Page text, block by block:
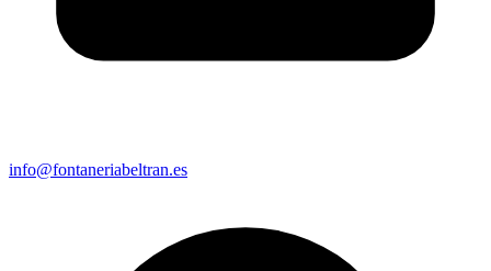
info@fontaneriabeltran.es